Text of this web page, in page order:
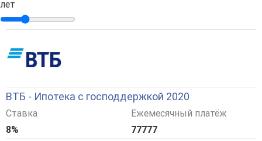
лет
ВТБ - Ипотека с господдержкой 2020
Ставка
8%
Ежемесячный платёж
77777